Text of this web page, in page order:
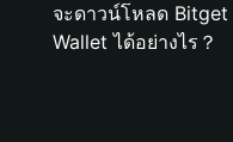
จะดาวน์โหลด Bitget
Wallet ได้อย่างไร？